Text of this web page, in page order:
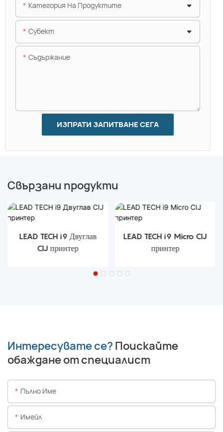
Категория На Продуктите
Субект
Съдържание
ИЗПРАТИ ЗАПИТВАНЕ СЕГА
Свързани продукти
LEAD TECH i9 Двуглав
CIJ принтер
LEAD TECH i9 Micro CIJ
принтер
Интересувате се? Поискайте
обаждане от специалист
Пълно Име
Имейл